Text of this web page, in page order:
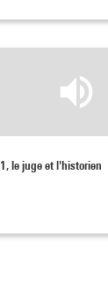
le juge et l'historien